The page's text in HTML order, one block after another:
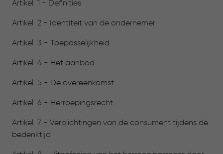
Artikel 1 - Definities
Artikel 2 - Identiteit van de ondernemer
Artikel 3 - Toepasselijkheid
Artikel 4 - Het aanbod
Artikel 5 - De overeenkomst
Artikel 6 - Herroepingsrecht
Artikel 7 - Verplichtingen van de consument tijdens de
bedenktijd